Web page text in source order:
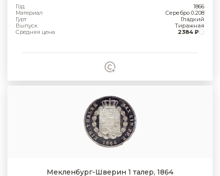
Год
1866
Материал
Серебро 0.208
Гурт
Гладкий
Выпуск
Тиражная
Средняя цена
2384 ₽
Мекленбург-Шверин 1 талер, 1864